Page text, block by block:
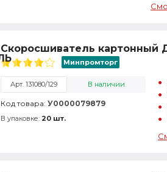
Скоросшиватель картонный
Минпромторг
Арт. 131080/129 В наличии
Код товара: У0000079879
В упаковке: 20 шт.